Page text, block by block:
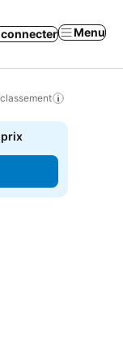
connecter Menu
prix